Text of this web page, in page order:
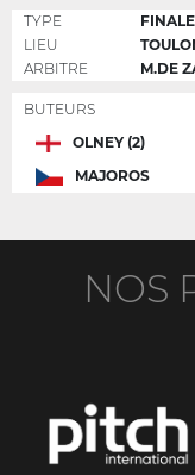
TYPE
FINALE
LIEU
ARBITRE
M.DE
BUTEURS
OLNEY (2)
MAJOROS
NOS